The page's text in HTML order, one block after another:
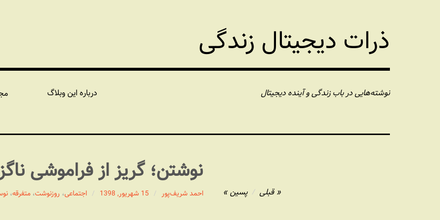
ذرات دیجیتال زندگی
نوشته‌هایی در باب زندگی و آینده دیجیتال درباره این وبلاگ
نوشتن؛ گریز از فراموشی
احمد شریف‌پور 15 شهریور, 1398 اجتماعی، روزنوشت، متفرقه، قبلی پسین